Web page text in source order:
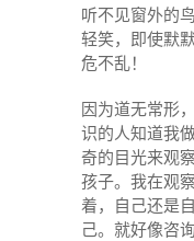
听不见窗外的
轻笑，即使默
危不乱！
因为道无常形
识的人知道我
奇的目光来观
孩子。我在观
着，自己还是
己。就好像咨